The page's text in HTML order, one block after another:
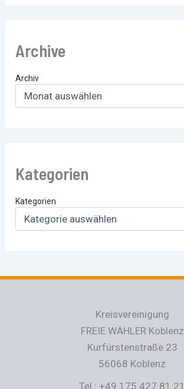
Archive
Archiv
Kategorien
Kategorien
Kreisvereinigung
FREIE WÄHLER Koblenz
Kurfürstenstraße 23
56068 Koblenz
Tel.: +49 175 427 81 21